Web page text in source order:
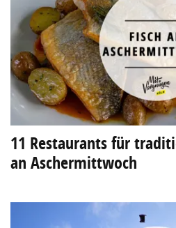
11 Restaurants für
an Aschermittwoch